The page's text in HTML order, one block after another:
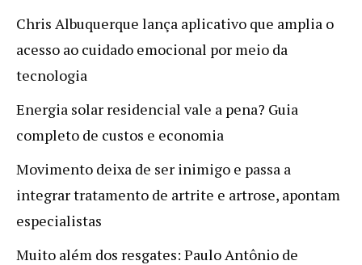
Chris Albuquerque lança aplicativo que amplia o
acesso ao cuidado emocional por meio da
tecnologia
Energia solar residencial vale a pena? Guia
completo de custos e economia
Movimento deixa de ser inimigo e passa a
integrar tratamento de artrite e artrose, apontam
especialistas
Muito além dos resgates: Paulo Antônio de